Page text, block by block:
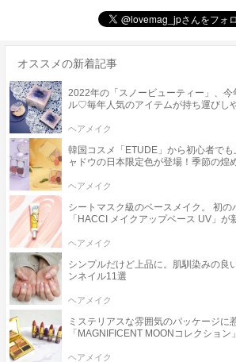
オススメの新着記事
2022年の「スノービューティー」、今
ル♡毎年人気のアイテムが持ち運びし
ヘアメイク
韓国コスメ「ETUDE」から初心者で
ャドウの日本限定色が登場！季節の煌
ヘアメイク
シートマスク級のベースメイク。 初
「HACCI メイクアップベース UV」が
ヘアメイク
シンプルだけど上品に。肌馴染みの良
ンネイル11選
ヘアメイク
ミステリアスな雰囲気のパッケージ
「MAGNIFICENT MOONコレクション
ヘアメイク